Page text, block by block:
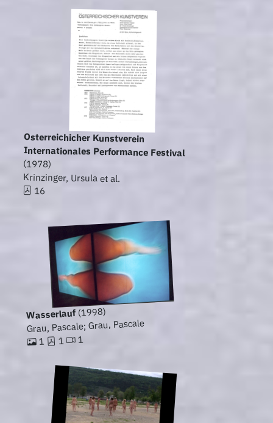
Osterreichicher Kunstverein
Internationales Performance Festival
(1978)
Krinzinger, Ursula et al.
16
Wasserlauf(1998)
Grau, Pascale; Grau, Pascale
1 1 1